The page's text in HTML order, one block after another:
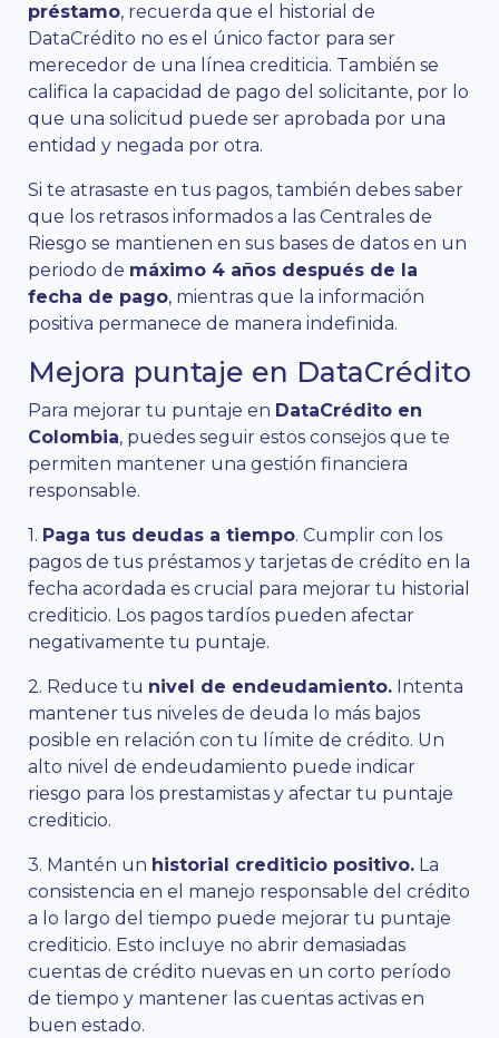
préstamo, recuerda que el historial de
DataCrédito no es el único factor para ser
merecedor de una línea crediticia. También se
califica la capacidad de pago del solicitante, por lo
que una solicitud puede ser aprobada por una
entidad y negada por otra.
Si te atrasaste en tus pagos, también debes saber
que los retrasos informados a las Centrales de
Riesgo se mantienen en sus bases de datos en un
periodo de máximo 4 años después de la
fecha de pago, mientras que la información
positiva permanece de manera indefinida.
Mejora puntaje en DataCrédito
Para mejorar tu puntaje en DataCrédito en
Colombia, puedes seguir estos consejos que te
permiten mantener una gestión financiera
responsable.
1. Paga tus deudas a tiempo. Cumplir con los
pagos de tus préstamos y tarjetas de crédito en la
fecha acordada es crucial para mejorar tu historial
crediticio. Los pagos tardíos pueden afectar
negativamente tu puntaje.
2. Reduce tu nivel de endeudamiento. Intenta
mantener tus niveles de deuda lo más bajos
posible en relación con tu límite de crédito. Un
alto nivel de endeudamiento puede indicar
riesgo para los prestamistas y afectar tu puntaje
crediticio.
3. Mantén un historial crediticio positivo. La
consistencia en el manejo responsable del crédito
a lo largo del tiempo puede mejorar tu puntaje
crediticio. Esto incluye no abrir demasiadas
cuentas de crédito nuevas en un corto período
de tiempo y mantener las cuentas activas en
buen estado.